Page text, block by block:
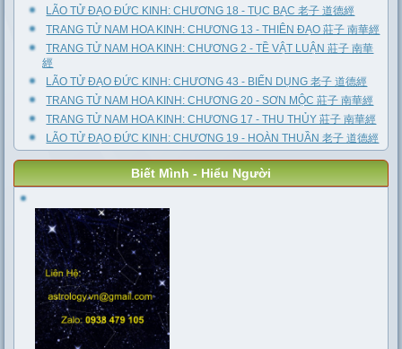
LÃO TỬ ĐẠO ĐỨC KINH: CHƯƠNG 18 - TỤC BẠC 老子 道德經
TRANG TỬ NAM HOA KINH: CHƯƠNG 13 - THIÊN ĐẠO 莊子 南華經
TRANG TỬ NAM HOA KINH: CHƯƠNG 2 - TỀ VẬT LUẬN 莊子 南華
經
LÃO TỬ ĐẠO ĐỨC KINH: CHƯƠNG 43 - BIẾN DỤNG 老子 道德經
TRANG TỬ NAM HOA KINH: CHƯƠNG 20 - SƠN MỘC 莊子 南華經
TRANG TỬ NAM HOA KINH: CHƯƠNG 17 - THU THỦY 莊子 南華經
LÃO TỬ ĐẠO ĐỨC KINH: CHƯƠNG 19 - HOÀN THUẦN 老子 道德經
Biết Mình - Hiểu Người